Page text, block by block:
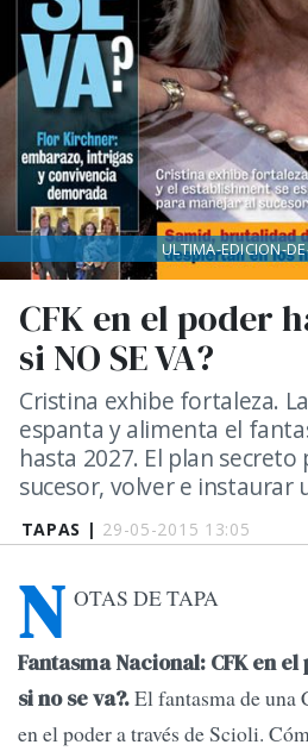
TAPAS | 29-05-2015 13:05
CFK en el poder
si NO SE VA?
Cristina exhibe fortaleza.
espanta y alimenta el
hasta 2027. El plan
sucesor, volver e instaurar
ULTIMA-EDICION-
N OTAS DE TAPA
Fantasma Nacional: CFK en
si no se va?.El fantasma de una
en el poder a través de Scioli.